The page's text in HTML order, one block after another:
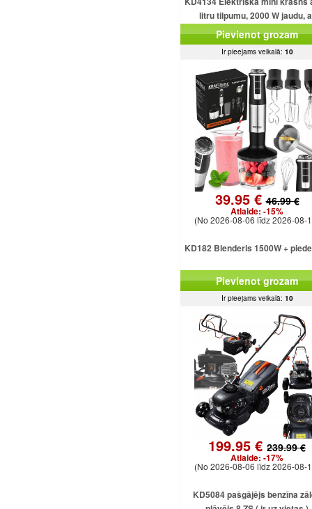
litru tilpumu, 2000 W jaudu,
dažādām funkcijām un
Pievienot grozam
Ir pieejams veikalā: 10
39.95 €46.99 €
Atlaide: -15%
(No 2026-08-06 līdz 2026-08-
KD182 Blenderis 1500W +
Pievienot grozam
Ir pieejams veikalā: 10
199.95 € 239.99 €
Atlaide: -17%
(No 2026-08-06 līdz 2026-08-
KD5084 pašgājējs benzīna